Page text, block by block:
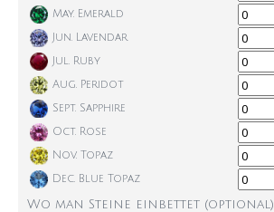
May. Emerald
Jun. Lavendar
Jul. Ruby
Aug. Peridot
Sept. Sapphire
Oct. Rose
Nov. Topaz
Dec. Blue Topaz
Wo man Steine einbettet (optional)